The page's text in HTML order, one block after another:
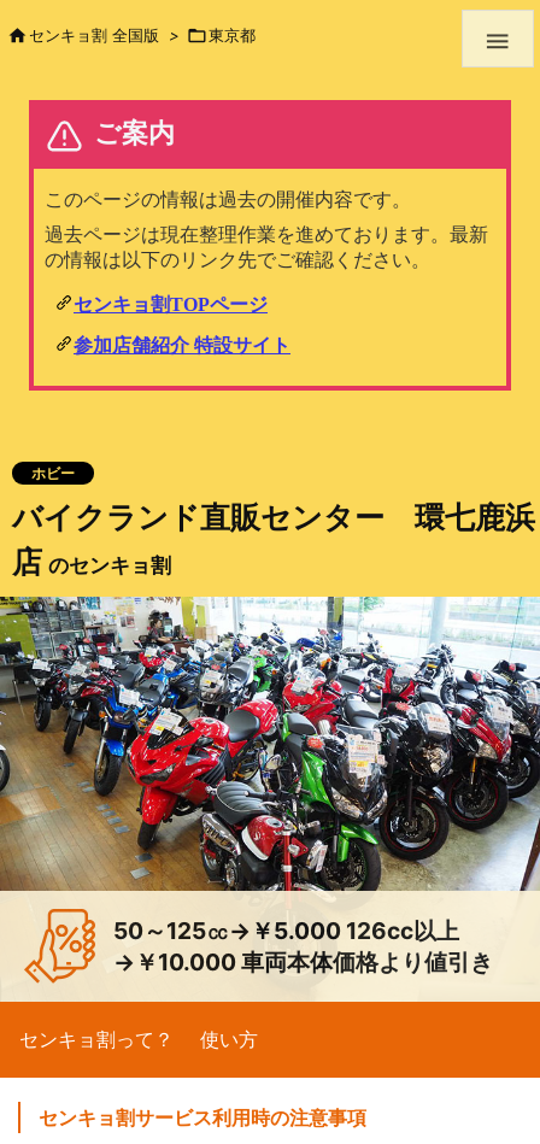

センキョ割 全国版 > 東京都
ホビー
バイクランド直販センター 環七鹿浜
店 のセンキョ割
50～125㏄→￥5.000 126cc以上
→￥10.000 車両本体価格より値引き
センキョ割って？ 使い方
センキョ割サービス利用時の注意事項